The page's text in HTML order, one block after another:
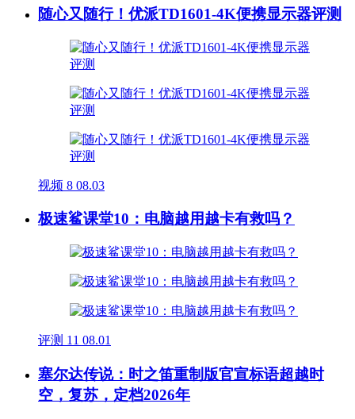
随心又随行！优派TD1601-4K便携显示器评测
视频 8 08.03
极速鲨课堂10：电脑越用越卡有救吗？
评测 11 08.01
塞尔达传说：时之笛重制版官宣标语超越时
空，复苏，定档2026年